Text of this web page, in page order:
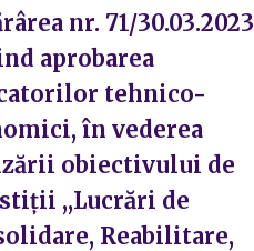
nr. 71/30.03.2023
aprobarea
tehnico-
în vederea
obiectivului de
,,Lucrări de
Reabilitare,